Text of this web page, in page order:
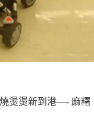
燒燙燙新到港—- 麻糬